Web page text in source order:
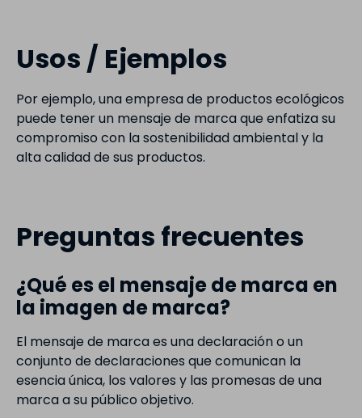
Usos / Ejemplos
Por ejemplo, una empresa de productos ecológicos
puede tener un mensaje de marca que enfatiza su
compromiso con la sostenibilidad ambiental y la
alta calidad de sus productos.
Preguntas frecuentes
¿Qué es el mensaje de marca en
la imagen de marca?
El mensaje de marca es una declaración o un
conjunto de declaraciones que comunican la
esencia única, los valores y las promesas de una
marca a su público objetivo.